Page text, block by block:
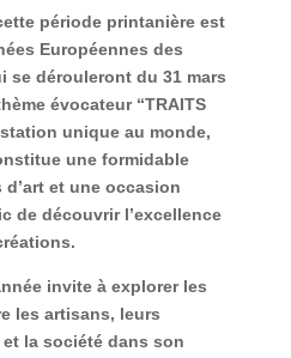
période printanière est
Européennes des
se dérouleront du 31 mars
évocateur “TRAITS
unique au monde,
une formidable
et une occasion
de découvrir l’excellence
invite à explorer les
les artisans, leurs
la société dans son